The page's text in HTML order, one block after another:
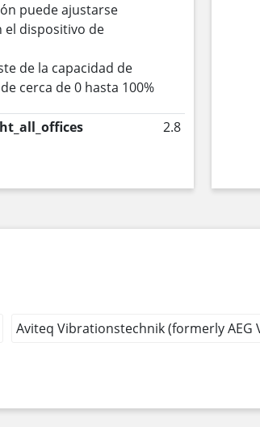
puede ajustarse
el dispositivo de
de la capacidad de
cerca de 0 hasta 100%
2.8
Aviteq Vibrationstechnik (formerly AEG